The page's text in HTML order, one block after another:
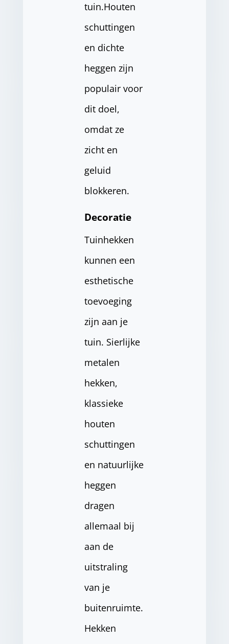
tuin.Houten
schuttingen
en dichte
heggen zijn
populair voor
dit doel,
omdat ze
zicht en
geluid
blokkeren.
Decoratie
Tuinhekken
kunnen een
esthetische
toevoeging
zijn aan je
tuin. Sierlijke
metalen
hekken,
klassieke
houten
schuttingen
en natuurlijke
heggen
dragen
allemaal bij
aan de
uitstraling
van je
buitenruimte.
Hekken